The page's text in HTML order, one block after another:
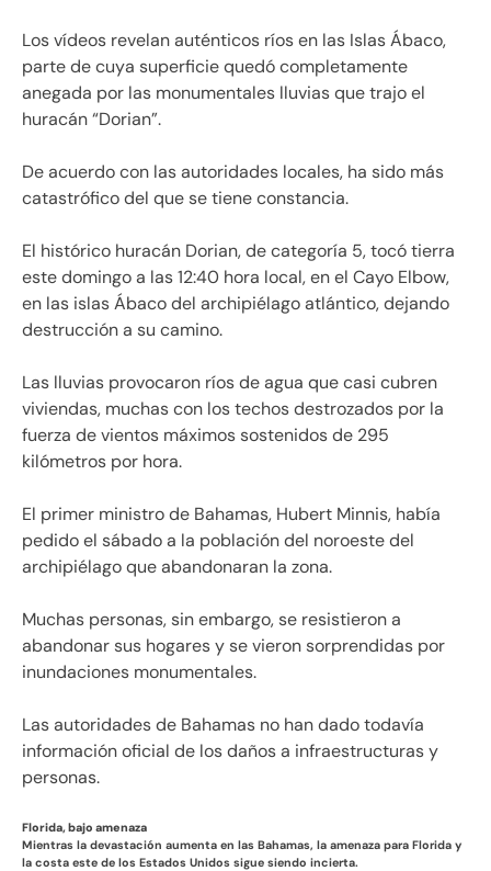
Los vídeos revelan auténticos ríos en las Islas Ábaco,
parte de cuya superficie quedó completamente
anegada por las monumentales lluvias que trajo el
huracán “Dorian”.
De acuerdo con las autoridades locales, ha sido más
catastrófico del que se tiene constancia.
El histórico huracán Dorian, de categoría 5, tocó tierra
este domingo a las 12:40 hora local, en el Cayo Elbow,
en las islas Ábaco del archipiélago atlántico, dejando
destrucción a su camino.
Las lluvias provocaron ríos de agua que casi cubren
viviendas, muchas con los techos destrozados por la
fuerza de vientos máximos sostenidos de 295
kilómetros por hora.
El primer ministro de Bahamas, Hubert Minnis, había
pedido el sábado a la población del noroeste del
archipiélago que abandonaran la zona.
Muchas personas, sin embargo, se resistieron a
abandonar sus hogares y se vieron sorprendidas por
inundaciones monumentales.
Las autoridades de Bahamas no han dado todavía
información oficial de los daños a infraestructuras y
personas.
Florida, bajo amenaza
Mientras la devastación aumenta en las Bahamas, la amenaza para Florida y
la costa este de los Estados Unidos sigue siendo incierta.